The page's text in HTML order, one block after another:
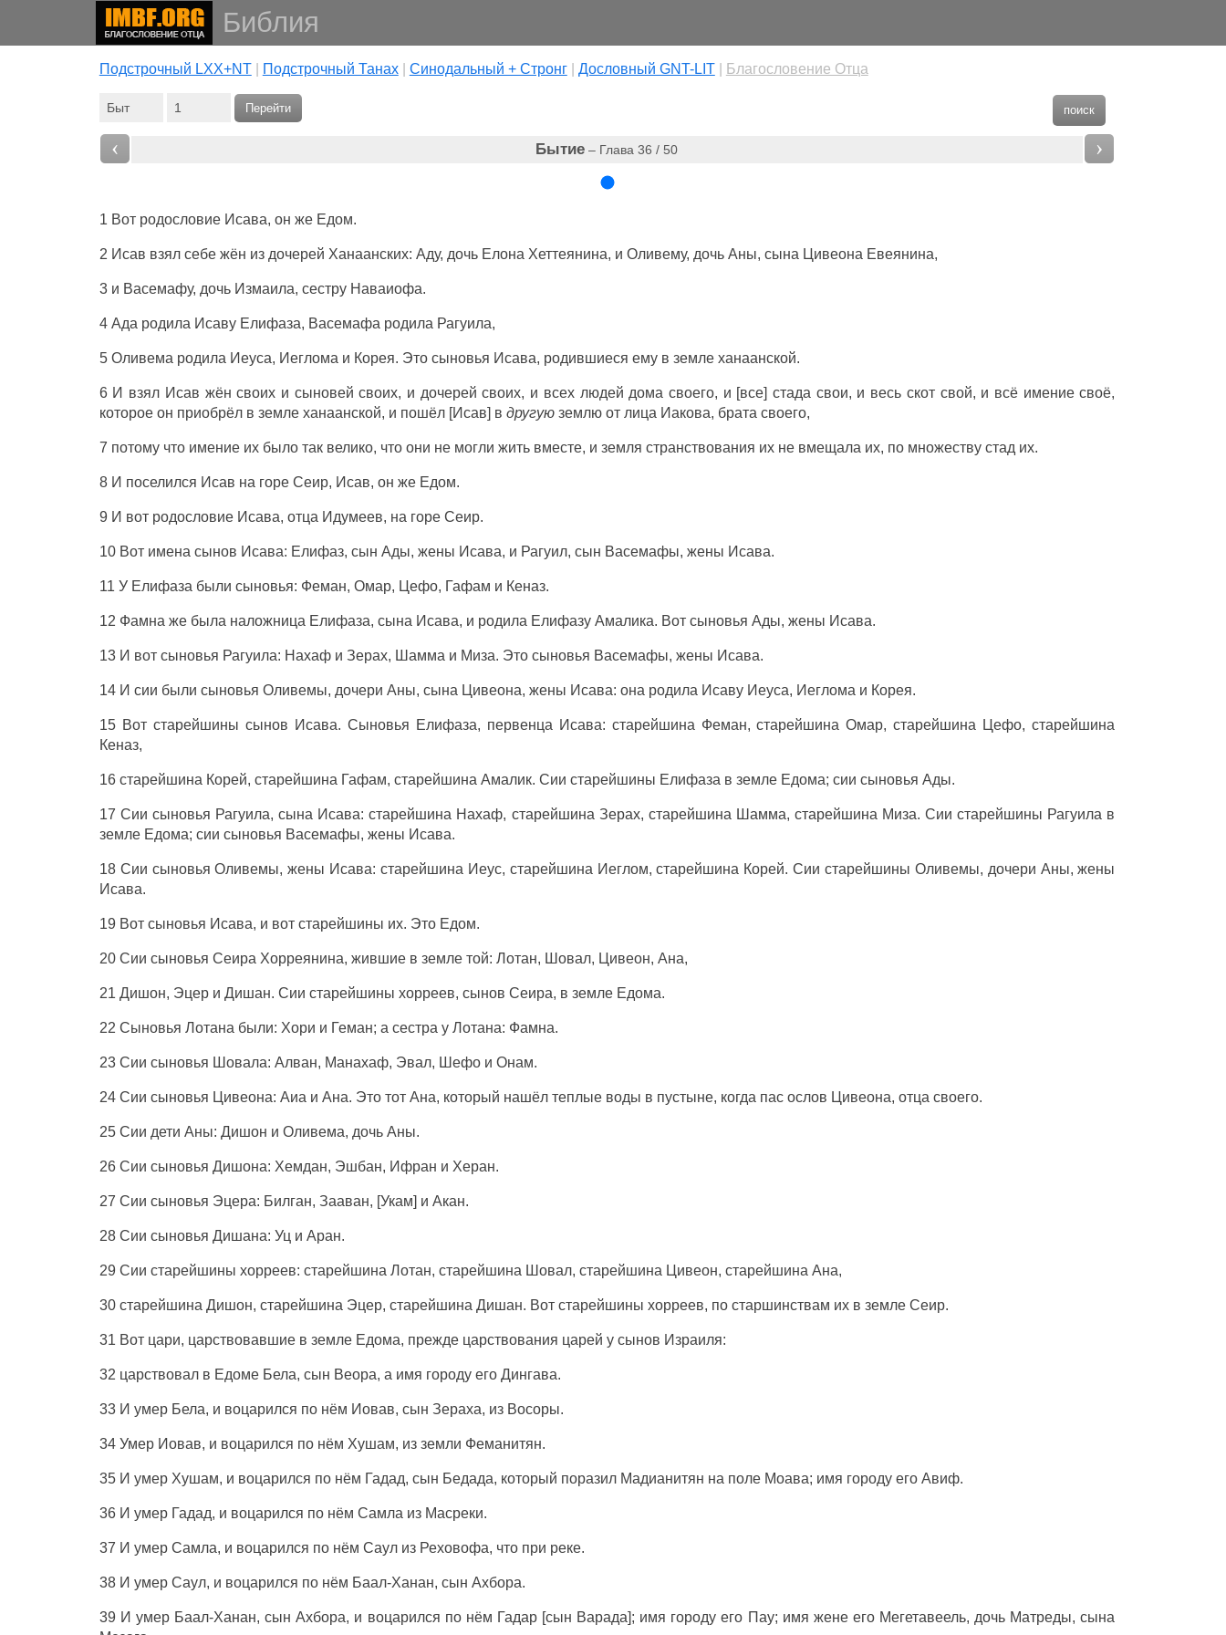
Библия
Подстрочный LXX+NT| Подстрочный Танах| Cинодальный + Стронг| Дословный GNT-LIT| Благословение Отца
поиск
Перейти
‹ Бытие – Глава 36 / 50 ›
1 Вот родословие Исава, он же Едом.
2 Исав взял себе жён из дочерей Ханаанских: Аду, дочь Елона Хеттеянина, и Оливему, дочь Аны, сына Цивеона Евеянина,
3 и Васемафу, дочь Измаила, сестру Наваиофа.
4 Ада родила Исаву Елифаза, Васемафа родила Рагуила,
5 Оливема родила Иеуса, Иеглома и Корея. Это сыновья Исава, родившиеся ему в земле ханаанской.
6 И взял Исав жён своих и сыновей своих, и дочерей своих, и всех людей дома своего, и [все] стада свои, и весь скот свой, и всё имение своё,
которое он приобрёл в земле ханаанской, и пошёл [Исав] в другуюземлю от лица Иакова, брата своего,
7 потому что имение их было так велико, что они не могли жить вместе, и земля странствования их не вмещала их, по множеству стад их.
8 И поселился Исав на горе Сеир, Исав, он же Едом.
9 И вот родословие Исава, отца Идумеев, на горе Сеир.
10 Вот имена сынов Исава: Елифаз, сын Ады, жены Исава, и Рагуил, сын Васемафы, жены Исава.
11 У Елифаза были сыновья: Феман, Омар, Цефо, Гафам и Кеназ.
12 Фамна же была наложница Елифаза, сына Исава, и родила Елифазу Амалика. Вот сыновья Ады, жены Исава.
13 И вот сыновья Рагуила: Нахаф и Зерах, Шамма и Миза. Это сыновья Васемафы, жены Исава.
14 И сии были сыновья Оливемы, дочери Аны, сына Цивеона, жены Исава: она родила Исаву Иеуса, Иеглома и Корея.
15 Вот старейшины сынов Исава. Сыновья Елифаза, первенца Исава: старейшина Феман, старейшина Омар, старейшина Цефо, старейшина
Кеназ,
16 старейшина Корей, старейшина Гафам, старейшина Амалик. Сии старейшины Елифаза в земле Едома; сии сыновья Ады.
17 Сии сыновья Рагуила, сына Исава: старейшина Нахаф, старейшина Зерах, старейшина Шамма, старейшина Миза. Сии старейшины Рагуила в
земле Едома; сии сыновья Васемафы, жены Исава.
18 Сии сыновья Оливемы, жены Исава: старейшина Иеус, старейшина Иеглом, старейшина Корей. Сии старейшины Оливемы, дочери Аны, жены
Исава.
19 Вот сыновья Исава, и вот старейшины их. Это Едом.
20 Сии сыновья Сеира Хорреянина, жившие в земле той: Лотан, Шовал, Цивеон, Ана,
21 Дишон, Эцер и Дишан. Сии старейшины хорреев, сынов Сеира, в земле Едома.
22 Сыновья Лотана были: Хори и Геман; а сестра у Лотана: Фамна.
23 Сии сыновья Шовала: Алван, Манахаф, Эвал, Шефо и Онам.
24 Сии сыновья Цивеона: Аиа и Ана. Это тот Ана, который нашёл теплые воды в пустыне, когда пас ослов Цивеона, отца своего.
25 Сии дети Аны: Дишон и Оливема, дочь Аны.
26 Сии сыновья Дишона: Хемдан, Эшбан, Ифран и Херан.
27 Сии сыновья Эцера: Билган, Зааван, [Укам] и Акан.
28 Сии сыновья Дишана: Уц и Аран.
29 Сии старейшины хорреев: старейшина Лотан, старейшина Шовал, старейшина Цивеон, старейшина Ана,
30 старейшина Дишон, старейшина Эцер, старейшина Дишан. Вот старейшины хорреев, по старшинствам их в земле Сеир.
31 Вот цари, царствовавшие в земле Едома, прежде царствования царей у сынов Израиля:
32 царствовал в Едоме Бела, сын Веора, а имя городу его Дингава.
33 И умер Бела, и воцарился по нём Иовав, сын Зераха, из Восоры.
34 Умер Иовав, и воцарился по нём Хушам, из земли Феманитян.
35 И умер Хушам, и воцарился по нём Гадад, сын Бедада, который поразил Мадианитян на поле Моава; имя городу его Авиф.
36 И умер Гадад, и воцарился по нём Самла из Масреки.
37 И умер Самла, и воцарился по нём Саул из Реховофа, что при реке.
38 И умер Саул, и воцарился по нём Баал-Ханан, сын Ахбора.
39 И умер Баал-Ханан, сын Ахбора, и воцарился по нём Гадар [сын Варада]; имя городу его Пау; имя жене его Мегетавеель, дочь Матреды, сына